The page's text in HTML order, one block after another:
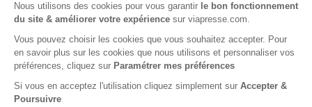
Près de 1000
magazines